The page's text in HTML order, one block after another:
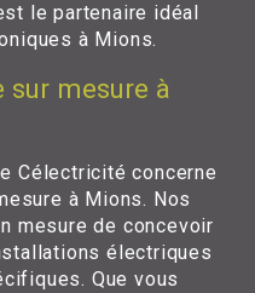
le partenaire idéal
à Mions.
mesure à
Célectricité concerne
à Mions. Nos
mesure de concevoir
électriques
Que vous